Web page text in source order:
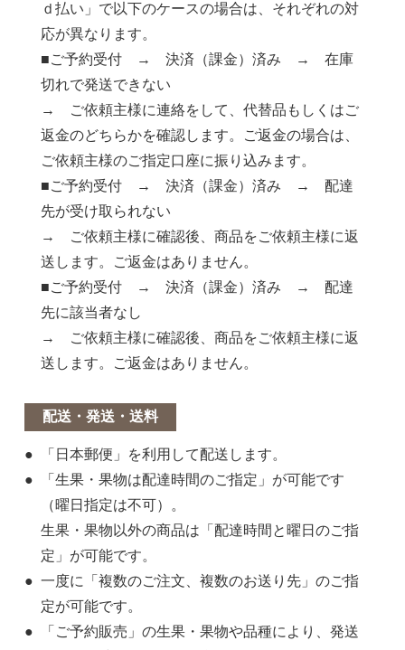
ｄ払い」で以下のケースの場合は、それぞれの対
応が異なります。
■ご予約受付 → 決済（課金）済み → 在庫
切れで発送できない
→ ご依頼主様に連絡をして、代替品もしくはご
返金のどちらかを確認します。ご返金の場合は、
ご依頼主様のご指定口座に振り込みます。
■ご予約受付 → 決済（課金）済み → 配達
先が受け取られない
→ ご依頼主様に確認後、商品をご依頼主様に返
送します。ご返金はありません。
■ご予約受付 → 決済（課金）済み → 配達
先に該当者なし
→ ご依頼主様に確認後、商品をご依頼主様に返
送します。ご返金はありません。
配送・発送・送料
「日本郵便」を利用して配送します。
「生果・果物は配達時間のご指定」が可能です
（曜日指定は不可）。
生果・果物以外の商品は「配達時間と曜日のご指
定」が可能です。
一度に「複数のご注文、複数のお送り先」のご指
定が可能です。
「ご予約販売」の生果・果物や品種により、発送